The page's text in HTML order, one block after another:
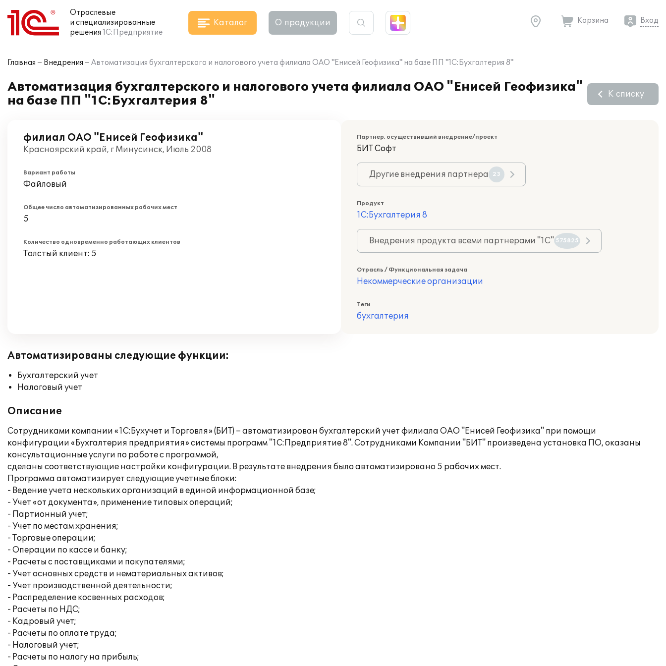
Отраслевые
и специализированные
решения 1С:Предприятие
Каталог О продукции Корзина Вход
Главная Внедрения Автоматизация бухгалтерского и налогового учета филиала ОАО "Енисей Геофизика" на базе ПП "1С:Бухгалтерия 8"
Автоматизация бухгалтерского и налогового учета филиала ОАО "Енисей Геофизика"
на базе ПП "1С:Бухгалтерия 8"
К списку
филиал ОАО "Енисей Геофизика"
Красноярский край, г Минусинск, Июль 2008
Вариант работы
Файловый
Общее число автоматизированных рабочих мест
5
Количество одновременно работающих клиентов
Толстый клиент: 5
Партнер, осуществивший внедрение/проект
БИТ Софт
Другие внедрения партнера 23
Продукт
1С:Бухгалтерия 8
Внедрения продукта всеми партнерами "1С" 575825
Отрасль / Функциональная задача
Некоммерческие организации
Теги
бухгалтерия
Автоматизированы следующие функции:
Бухгалтерский учет
Налоговый учет
Описание
Сотрудниками компании «1С:Бухучет и Торговля» (БИТ) – автоматизирован бухгалтерский учет филиала ОАО "Енисей Геофизика" при помощи
конфигурации «Бухгалтерия предприятия» системы программ "1С:Предприятие 8". Сотрудниками Компании "БИТ" произведена установка ПО, оказаны
консультационные услуги по работе с программой,
сделаны соответствующие настройки конфигурации. В результате внедрения было автоматизировано 5 рабочих мест.
Программа автоматизирует следующие учетные блоки:
- Ведение учета нескольких организаций в единой информационной базе;
- Учет «от документа», применение типовых операций;
- Партионный учет;
- Учет по местам хранения;
- Торговые операции;
- Операции по кассе и банку;
- Расчеты с поставщиками и покупателями;
- Учет основных средств и нематериальных активов;
- Учет производственной деятельности;
- Распределение косвенных расходов;
- Расчеты по НДС;
- Кадровый учет;
- Расчеты по оплате труда;
- Налоговый учет;
- Расчеты по налогу на прибыль;